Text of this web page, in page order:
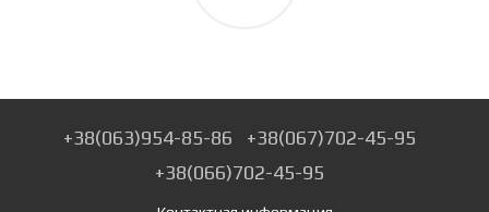
+38(063)954-85-86
+38(067)702-45-95
+38(066)702-45-95